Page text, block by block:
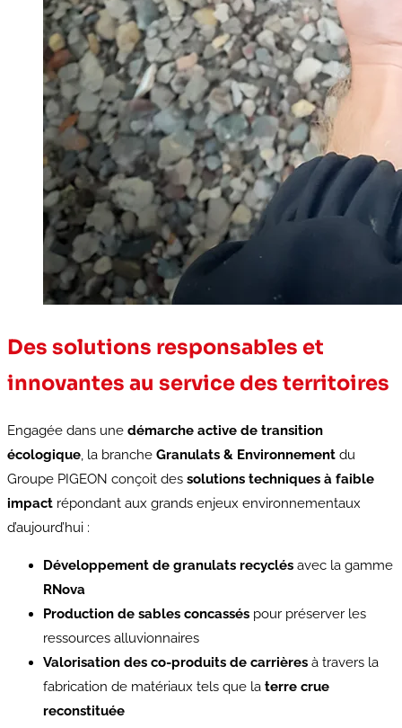
Des solutions responsables et
innovantes au service des territoires
Engagée dans une démarche active de transition
écologique, la branche Granulats & Environnement du
Groupe PIGEON conçoit des solutions techniques à faible
impact répondant aux grands enjeux environnementaux
d’aujourd’hui :
Développement de granulats recyclés avec la gamme
RNova
Production de sables concassés pour préserver les
ressources alluvionnaires
Valorisation des co-produits de carrières à travers la
fabrication de matériaux tels que la terre crue
reconstituée